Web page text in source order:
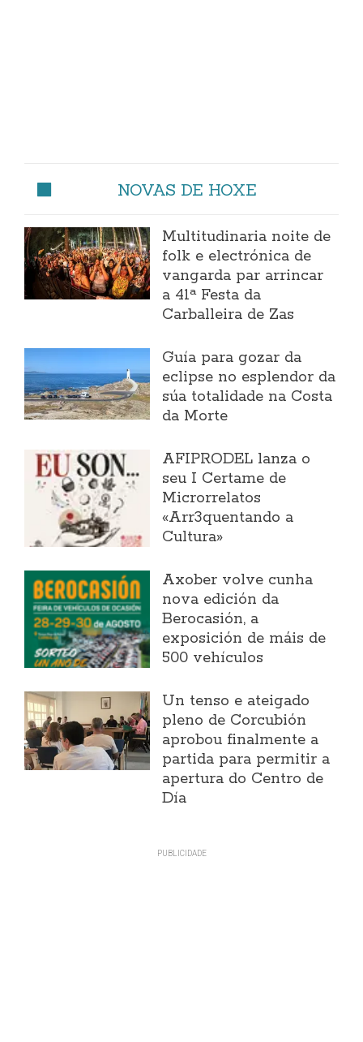
NOVAS DE HOXE
Multitudinaria noite de
folk e electrónica de
vangarda par arrincar
a 41ª Festa da
Carballeira de Zas
Guía para gozar da
eclipse no esplendor da
súa totalidade na Costa
da Morte
AFIPRODEL lanza o
seu I Certame de
Microrrelatos
«Arr3quentando a
Cultura»
Axober volve cunha
nova edición da
Berocasión, a
exposición de máis de
500 vehículos
Un tenso e ateigado
pleno de Corcubión
aprobou finalmente a
partida para permitir a
apertura do Centro de
Día